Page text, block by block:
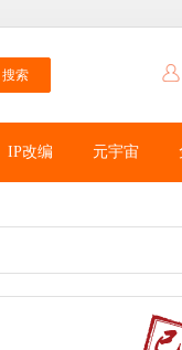
IP改编 元宇宙